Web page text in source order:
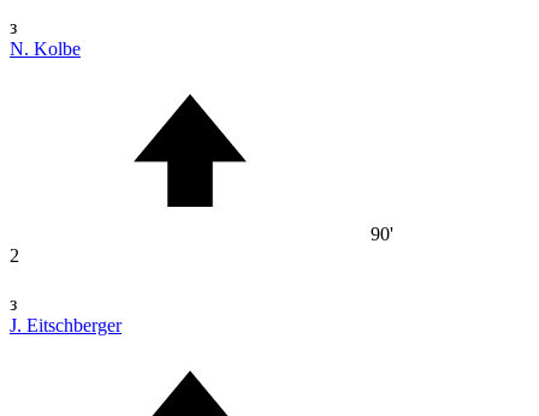
з
N. Kolbe
90'
2
з
J. Eitschberger